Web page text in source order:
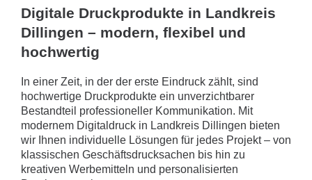
Digitale Druckprodukte in Landkreis
Dillingen – modern, flexibel und
hochwertig
In einer Zeit, in der der erste Eindruck zählt, sind
hochwertige Druckprodukte ein unverzichtbarer
Bestandteil professioneller Kommunikation. Mit
modernem Digitaldruck in Landkreis Dillingen bieten
wir Ihnen individuelle Lösungen für jedes Projekt – von
klassischen Geschäftsdrucksachen bis hin zu
kreativen Werbemitteln und personalisierten